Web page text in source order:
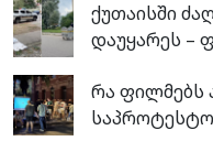
ქუთაისში
დაუყარეს –
რა ფილმებს
საპროტესტო